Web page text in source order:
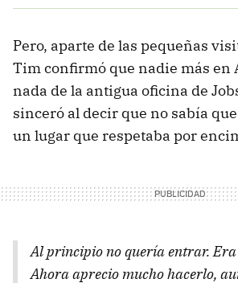
Pero, aparte de las pequeñas
Tim confirmó que nadie más en
nada de la antigua oficina de
sinceró al decir que no sabía
un lugar que respetaba por
Al principio no quería entrar. Era
Ahora aprecio mucho hacerlo,